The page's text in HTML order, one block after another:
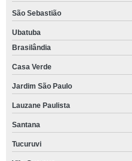
São Sebastião
Ubatuba
Brasilândia
Casa Verde
Jardim São Paulo
Lauzane Paulista
Santana
Tucuruvi